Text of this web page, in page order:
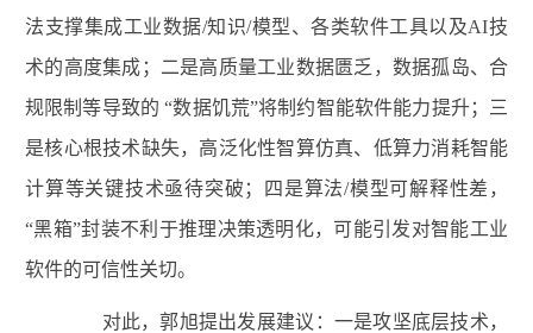
法支撑集成工业数据/知识/模型、各类软件工具以及AI技
术的高度集成；二是高质量工业数据匮乏，数据孤岛、合
规限制等导致的 “数据饥荒”将制约智能软件能力提升；三
是核心根技术缺失，高泛化性智算仿真、低算力消耗智能
计算等关键技术亟待突破；四是算法/模型可解释性差，
“黑箱”封装不利于推理决策透明化，可能引发对智能工业
软件的可信性关切。
对此，郭旭提出发展建议：一是攻坚底层技术，